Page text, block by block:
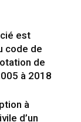
est
code de
de
à 2018
à
d’un